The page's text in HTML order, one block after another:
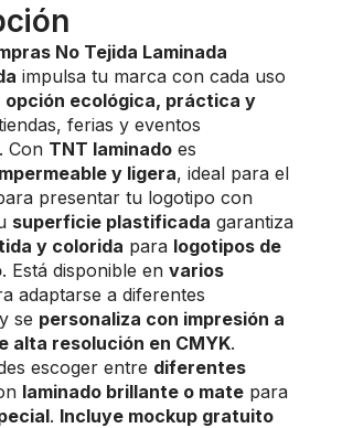
No Tejida Laminada
impulsa tu marca con cada uso
opción ecológica, práctica y
ferias y eventos
Con TNT laminado es
y ligera, ideal para el
presentar tu logotipo con
superficie plastificada garantiza
y colorida para logotipos de
. Está disponible en varios
adaptarse a diferentes
se personaliza con impresión a
alta resolución en CMYK.
escoger entre diferentes
laminado brillante o mate para
. Incluye mockup gratuito